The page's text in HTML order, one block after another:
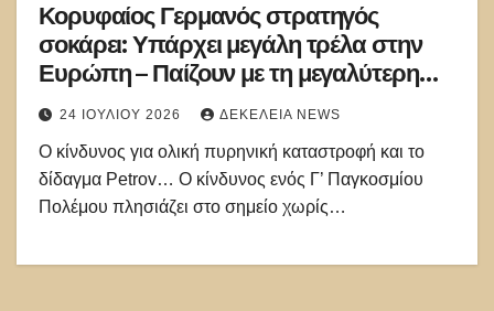
Κορυφαίος Γερμανός στρατηγός
σοκάρει: Υπάρχει μεγάλη τρέλα στην
Ευρώπη – Παίζουν με τη μεγαλύτερη
πυρηνική δύναμη στον πλανήτη
24 ΙΟΥΛΊΟΥ 2026 ΔΕΚΈΛΕΙΑ NEWS
Ο κίνδυνος για ολική πυρηνική καταστροφή και το
δίδαγμα Petrov… Ο κίνδυνος ενός Γ’ Παγκοσμίου
Πολέμου πλησιάζει στο σημείο χωρίς…